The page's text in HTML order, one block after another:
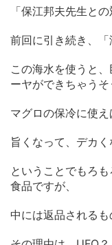
「保江邦夫先生と
前回に引き続き、「
この海水を使うと
ーヤができちゃうそ
マグロの保冷に使え
旨くなって、デカ
ということでもろ
食品ですが、
中には返品される